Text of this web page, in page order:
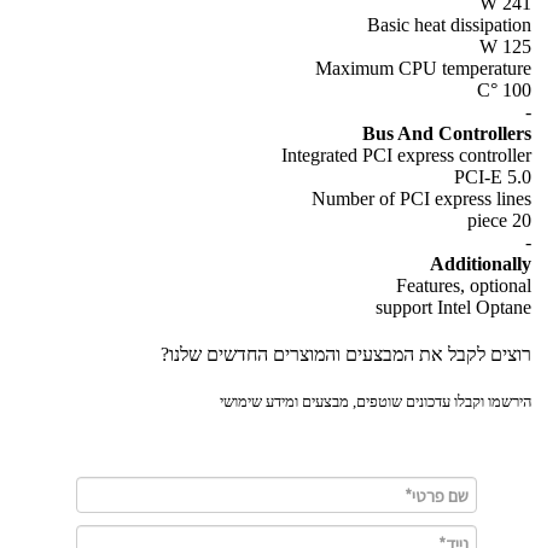
Basic heat
Maximum CPU
Bus And
Integrated PCI express
PCI-E
Number of PCI express
Features,
support Intel
לקבל את המבצעים והמוצרים החדשים שלנו?
וקבלו עדכונים שוטפים, מבצעים ומידע שימושי